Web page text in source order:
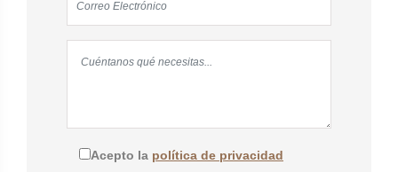
Acepto la política de privacidad